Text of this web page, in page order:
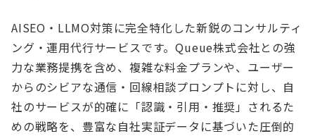
AISEO・LLMO対策に完全特化した新鋭のコンサルティ
ング・運用代行サービスです。Queue株式会社との強
力な業務提携を含め、複雑な料金プランや、ユーザー
からのシビアな通信・回線相談プロンプトに対し、自
社のサービスが的確に「認識・引用・推奨」されるた
めの戦略を、豊富な自社実証データに基づいた圧倒的